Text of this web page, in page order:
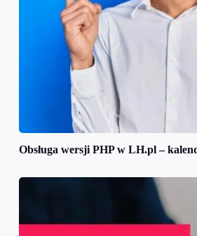
Obsługa wersji PHP w LH.pl –